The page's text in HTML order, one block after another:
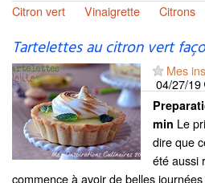
Citron vert
Vinaigrette Citrons
Tartelettes au citron vert
Mes
04/27/19
min Le
dire que
été aussi
commence à avoir de belles